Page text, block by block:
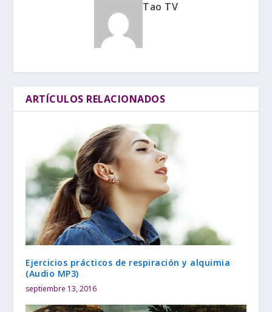
Tao TV
ARTÍCULOS RELACIONADOS
Ejercicios prácticos de respiración y alquimia
(Audio MP3)
septiembre 13, 2016